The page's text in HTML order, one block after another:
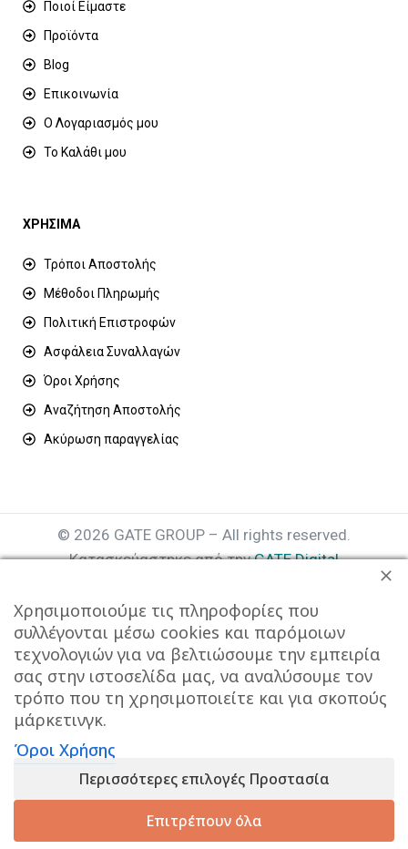
Ποιοί Είμαστε
Προϊόντα
Blog
Επικοινωνία
Ο Λογαριασμός μου
Το Καλάθι μου
ΧΡΗΣΙΜΑ
Τρόποι Αποστολής
Μέθοδοι Πληρωμής
Πολιτική Επιστροφών
Ασφάλεια Συναλλαγών
Όροι Χρήσης
Αναζήτηση Αποστολής
Ακύρωση παραγγελίας
© 2026 GATE GROUP – All rights reserved.
Κατασκεύαστηκε από τηνGATE Digital
Αριθμός Γ.Ε.ΜΗ. : 077935642000
χρησιμοποιεί το Google Analytics για τη συλλογή μη-
προσωπικών δεδομένων με σκοπό τη βελτίωση της
εμπειρίας χρήσης.
Χρησιμοποιούμε τις πληροφορίες που
συλλέγονται μέσω cookies και παρόμοιων
τεχνολογιών για να βελτιώσουμε την εμπειρία
σας στην ιστοσελίδα μας, να αναλύσουμε τον
τρόπο που τη χρησιμοποιείτε και για σκοπούς
μάρκετινγκ.
Όροι Χρήσης
Περισσότερες επιλογές Προστασία
Επιτρέπουν όλα